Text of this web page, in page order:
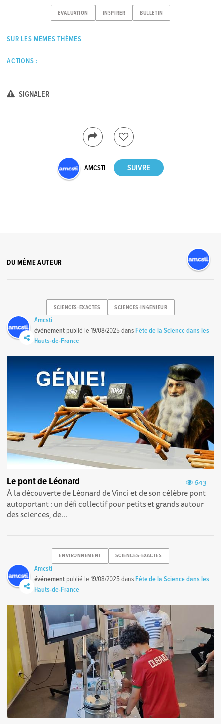
EVALUATION INSPIRER BULLETIN
SUR LES MÊMES THÈMES
ACTIONS :
SIGNALER
AMCSTI
DU MÊME AUTEUR
SCIENCES-EXACTES SCIENCES-INGENIEUR
Amcsti
événement publié le19/08/2025dans Fête de la Science dans les
Hauts-de-France
643
Le pont de Léonard
À la découverte de Léonard de Vinci et de son célèbre pont
autoportant : un défi collectif pour petits et grands autour
des sciences, de...
ENVIRONNEMENT SCIENCES-EXACTES
Amcsti
événement publié le19/08/2025dans Fête de la Science dans les
Hauts-de-France